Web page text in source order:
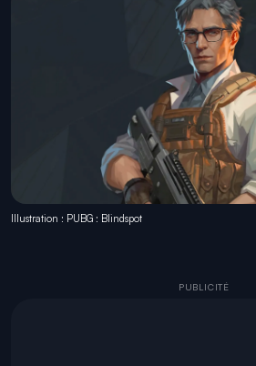
Illustration : PUBG : Blindspot